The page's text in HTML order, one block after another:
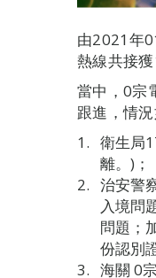
由2021年
熱線共接獲
當中，0宗
跟進，情況
衛生局
離。)；
治安警
入境問
問題；
份認別
海關 0